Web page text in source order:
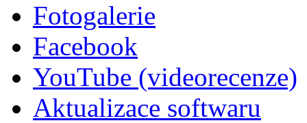
Fotogalerie
Facebook
YouTube (videorecenze)
Aktualizace softwaru